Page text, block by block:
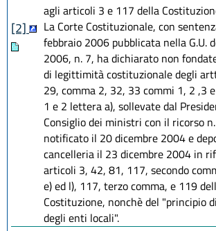
agli articoli 3 e 117 della
[2]
La Corte Costituzionale, con
febbraio 2006 pubblicata nella G.U.
2006, n. 7, ha dichiarato non
di legittimità costituzionale degli
29, comma 2, 32, 33 commi 1, 2 ,3
1 e 2 lettera a), sollevate dal
Consiglio dei ministri con il ricorso
notificato il 20 dicembre 2004 e
cancelleria il 23 dicembre 2004 in
articoli 3, 42, 81, 117, secondo
e) ed l), 117, terzo comma, e 119
Costituzione, nonchè del "principio
degli enti locali".